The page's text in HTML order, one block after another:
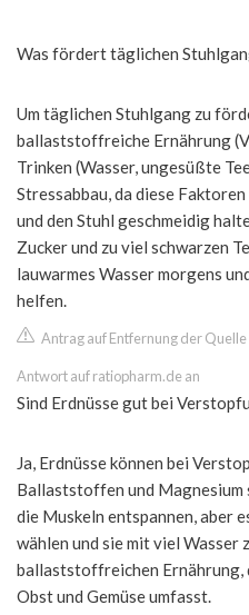
Was fördert täglichen
Um täglichen Stuhlgang zu
ballaststoffreiche Ernährung
Trinken (Wasser, ungesüßte
Stressabbau, da diese
und den Stuhl geschmeidig
Zucker und zu viel schwarzen
lauwarmes Wasser morgens
helfen.
Antrag auf Entfernung der Quelle
Antwort auf ratiopharm.de an
Sind Erdnüsse gut bei
Ja, Erdnüsse können bei
Ballaststoffen und Magnesium
die Muskeln entspannen, aber
wählen und sie mit viel Wasser
ballaststoffreichen Ernährung,
Obst und Gemüse umfasst.